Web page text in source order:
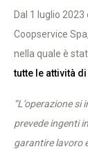
Dal 1 luglio
Coopservice
nella quale è
tutte le attività
“L’operazione
prevede ingenti
garantire lavoro